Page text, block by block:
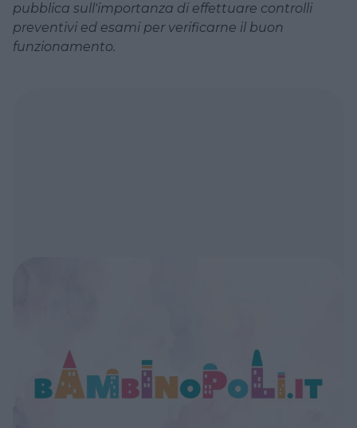
pubblica sull'importanza di effettuare controlli
preventivi ed esami per verificarne il buon
funzionamento.